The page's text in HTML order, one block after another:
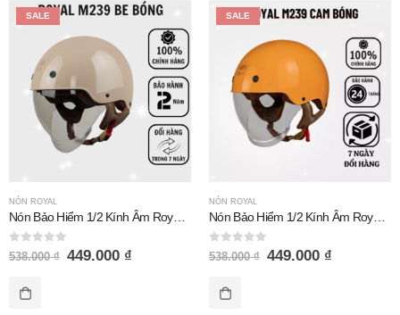
SALE
NÓN ROYAL
Nón Bảo Hiểm 1/2 Kính Âm Royal M239 Be Bóng
0out of 5
538.000₫ 449.000 ₫
SALE
NÓN ROYAL
Nón Bảo Hiểm 1/2 Kính Âm Royal M239 Cam Bóng
0out of 5
538.000₫ 449.000 ₫